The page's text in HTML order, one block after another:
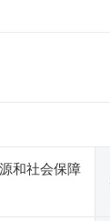
和社会保障